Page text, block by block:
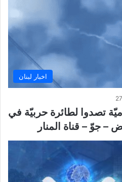
اخبار لبنان
تصدوا لطائرة حربيّة في
جوّ – قناة المنار